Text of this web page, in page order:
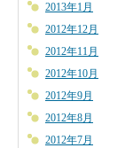
2013年1月
2012年12月
2012年11月
2012年10月
2012年9月
2012年8月
2012年7月